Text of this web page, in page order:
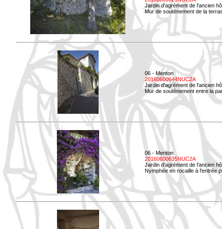
Jardin d'agrément de l'ancien
Mur de soutènement de la
06 - Menton
20160600644NUC2A
Jardin d'agrément de l'ancien
Mur de soutènement entre la
06 - Menton
20160600635NUC2A
Jardin d'agrément de l'ancien
Nymphée en rocaille à l'entrée